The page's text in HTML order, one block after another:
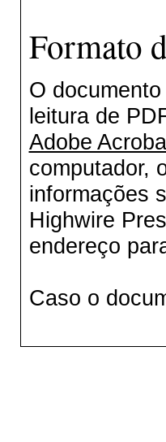
Formato
O
leitura de
Adobe
computador,
informações
Highwire
endereço
Caso o